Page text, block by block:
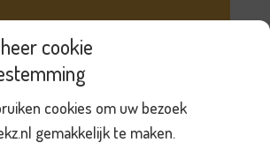
cookie
cookies om uw bezoek
gemakkelijk te maken.
Lees meer reviews